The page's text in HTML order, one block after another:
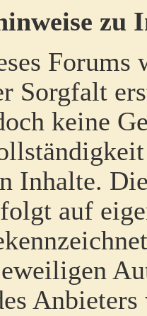
zu
Forums
Sorgfalt
keine
Inhalte.
auf
Anbieters